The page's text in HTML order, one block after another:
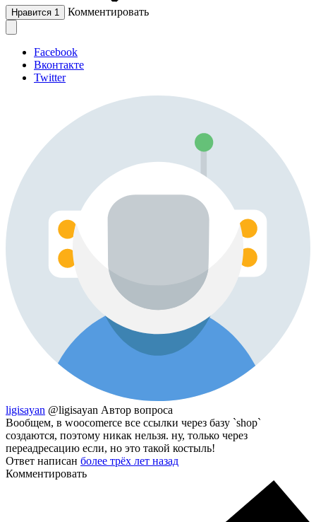
Нравится 1 Комментировать
Facebook
Вконтакте
Twitter
ligisayan @ligisayan Автор вопроса
Вообщем, в woocomerce все ссылки через базу `shop`
создаются, поэтому никак нельзя. ну, только через
переадресацию если, но это такой костыль!
Ответ написан более трёх лет назад
Комментировать